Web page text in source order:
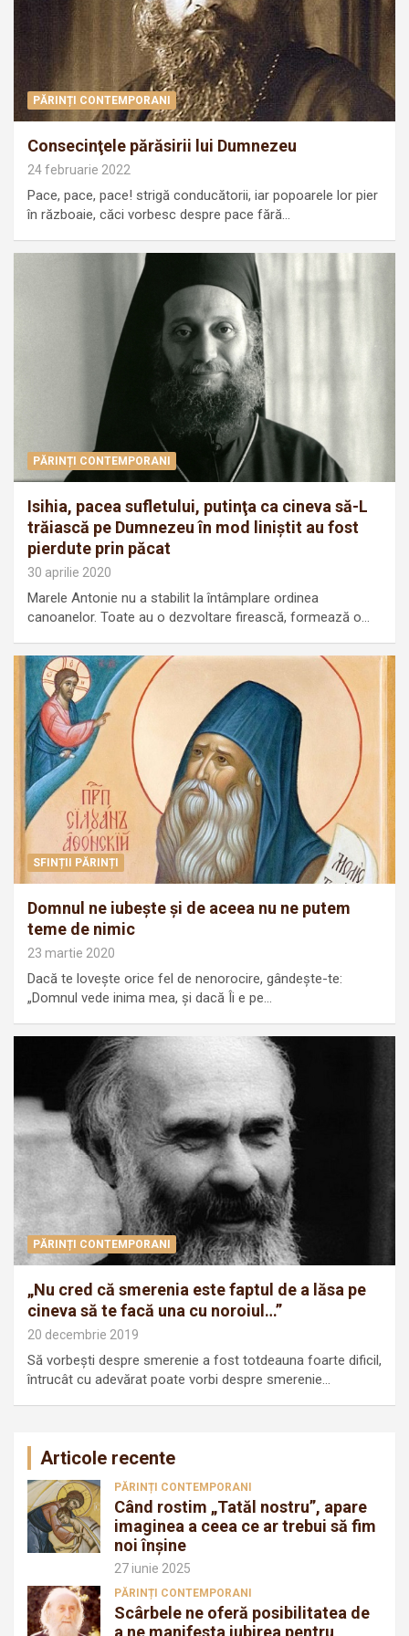
PĂRINȚI CONTEMPORANI
Consecinţele părăsirii lui Dumnezeu
24 februarie 2022
Pace, pace, pace! strigă conducătorii, iar popoarele lor pier
în războaie, căci vorbesc despre pace fără…
PĂRINȚI CONTEMPORANI
Isihia, pacea sufletului, putinţa ca cineva să-L
trăiască pe Dumnezeu în mod liniştit au fost
pierdute prin păcat
30 aprilie 2020
Marele Antonie nu a stabilit la întâmplare ordinea
canoanelor. Toate au o dezvoltare firească, formează o…
SFINȚII PĂRINȚI
Domnul ne iubeşte şi de aceea nu ne putem
teme de nimic
23 martie 2020
Dacă te loveşte orice fel de nenorocire, gândeşte-te:
„Domnul vede inima mea, şi dacă Îi e pe…
PĂRINȚI CONTEMPORANI
„Nu cred că smerenia este faptul de a lăsa pe
cineva să te facă una cu noroiul…”
20 decembrie 2019
Să vorbeşti despre smerenie a fost totdeauna foarte dificil,
întrucât cu adevărat poate vorbi despre smerenie…
Articole recente
PĂRINȚI CONTEMPORANI
Când rostim „Tatăl nostru”, apare
imaginea a ceea ce ar trebui să fim
noi înșine
27 iunie 2025
PĂRINȚI CONTEMPORANI
Scârbele ne oferă posibilitatea de
a ne manifesta iubirea pentru